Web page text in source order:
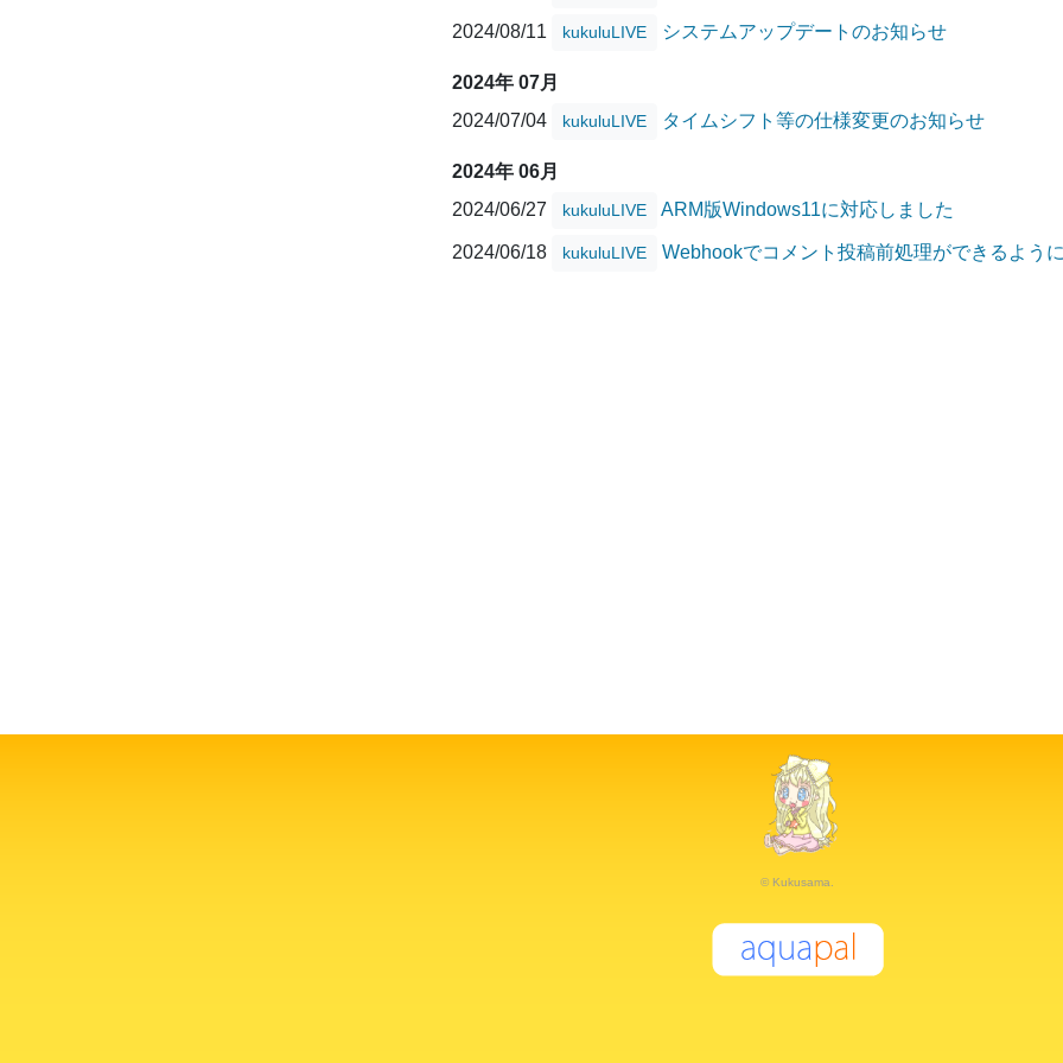
2024/08/11 kukuluLIVE システムアップデートのお知らせ
2024年 07月
2024/07/04
kukuluLIVE タイムシフト等の仕様変更のお知らせ
2024年 06月
2024/06/27
kukuluLIVE ARM版Windows11に対応しました
2024/06/18 kukuluLIVE Webhookでコメント投稿前処理ができるよう
© Kukusama.